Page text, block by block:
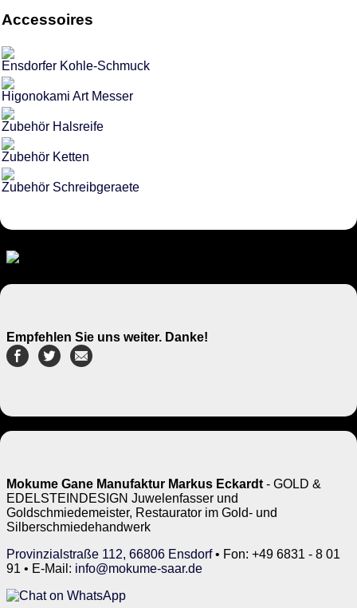
Accessoires
Ensdorfer Kohle-Schmuck
Higonokami Art Messer
Zubehör Halsreife
Zubehör Ketten
Zubehör Schreibgeraete
Empfehlen Sie uns weiter. Danke!
Mokume Gane Manufaktur Markus Eckardt - GOLD &
EDELSTEINDESIGN Juwelenfasser und
Goldschmiedemeister, Restaurator im Gold- und
Silberschmiedehandwerk
Provinzialstraße 112, 66806 Ensdorf• Fon: +49 6831 - 8 01
91 • E-Mail: info@mokume-saar.de